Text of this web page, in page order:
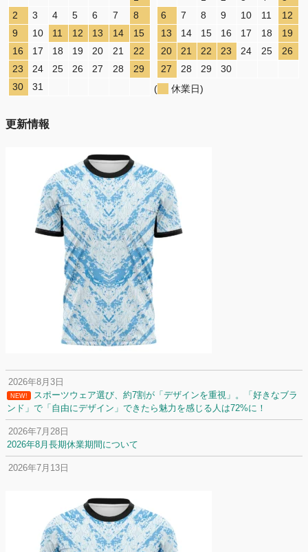
2
3 4 5 6 7
8
9
10 11 12 13 14
15
16
17 18 19 20 21
22
23
24 25 26 27 28
29
30
31
6
7 8 9 10 11
12
13
14 15 16 17 18
19
20
21 22 23 24 25
26
27
28 29
30
(
休業日)
更新情報
2026年8月3日
NEW!
スポーツウェア選び、約7割が「デザインを重視」。「好きなブラ
ンド」で「自由にデザイン」できたら魅力を感じる人は72%に！
2026年7月28日
2026年8月長期休業期間について
2026年7月13日
名前入りユニフォームで子どもの自信が「プラスになった」と感じた保
護者は約67%！「やや高いと感じたが納得して購入した」と価値を実感
する声も32.7%に！